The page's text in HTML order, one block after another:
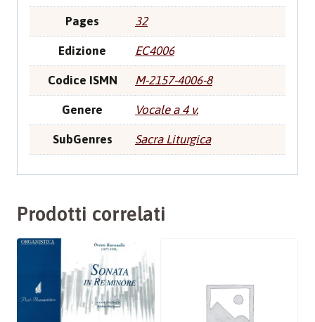
Pages 32
Edizione EC4006
Codice ISMN M-2157-4006-8
Genere Vocale a 4 v.
SubGenres Sacra Liturgica
Prodotti correlati